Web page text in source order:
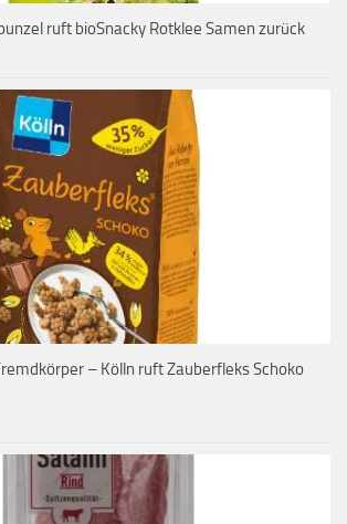
ruft bioSnacky Rotklee Samen zurück
– Kölln ruft Zauberfleks Schoko